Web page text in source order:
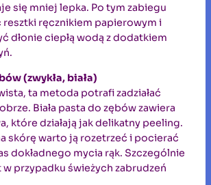
się mniej lepka. Po tym zabiegu
resztki ręcznikiem papierowym i
dłonie ciepłą wodą z dodatkiem
(zwykła, biała)
ta metoda potrafi zadziałać
Biała pasta do zębów zawiera
które działają jak delikatny peeling.
skórę warto ją rozetrzeć i pocierać
dokładnego mycia rąk. Szczególnie
przypadku świeżych zabrudzeń